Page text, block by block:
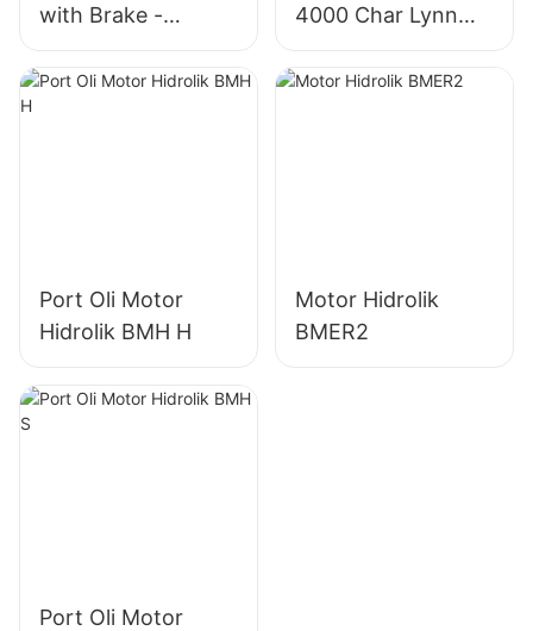
with Brake -
OMT/BMT Series
4000 Char Lynn
4K-310 Motor
Hidrolik
Port Oli Motor
Hidrolik BMH H
Motor Hidrolik
BMER2
Port Oli Motor